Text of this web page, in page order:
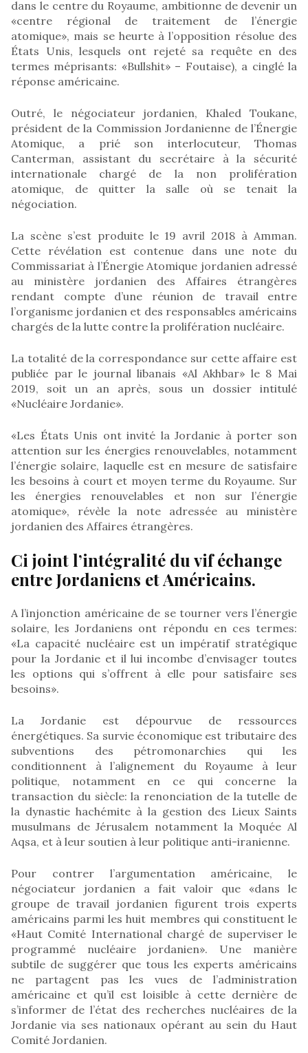
dans le centre du Royaume, ambitionne de devenir un
«centre régional de traitement de l’énergie
atomique», mais se heurte à l’opposition résolue des
États Unis, lesquels ont rejeté sa requête en des
termes méprisants: «Bullshit» – Foutaise), a cinglé la
réponse américaine.
Outré, le négociateur jordanien, Khaled Toukane,
président de la Commission Jordanienne de l’Énergie
Atomique, a prié son interlocuteur, Thomas
Canterman, assistant du secrétaire à la sécurité
internationale chargé de la non prolifération
atomique, de quitter la salle où se tenait la
négociation.
La scène s’est produite le 19 avril 2018 à Amman.
Cette révélation est contenue dans une note du
Commissariat à l’Énergie Atomique jordanien adressé
au ministère jordanien des Affaires étrangères
rendant compte d’une réunion de travail entre
l’organisme jordanien et des responsables américains
chargés de la lutte contre la prolifération nucléaire.
La totalité de la correspondance sur cette affaire est
publiée par le journal libanais «Al Akhbar» le 8 Mai
2019, soit un an après, sous un dossier intitulé
«Nucléaire Jordanie».
«Les États Unis ont invité la Jordanie à porter son
attention sur les énergies renouvelables, notamment
l’énergie solaire, laquelle est en mesure de satisfaire
les besoins à court et moyen terme du Royaume. Sur
les énergies renouvelables et non sur l’énergie
atomique», révèle la note adressée au ministère
jordanien des Affaires étrangères.
Ci joint l’intégralité du vif échange
entre Jordaniens et Américains.
A l’injonction américaine de se tourner vers l’énergie
solaire, les Jordaniens ont répondu en ces termes:
«La capacité nucléaire est un impératif stratégique
pour la Jordanie et il lui incombe d’envisager toutes
les options qui s’offrent à elle pour satisfaire ses
besoins».
La Jordanie est dépourvue de ressources
énergétiques. Sa survie économique est tributaire des
subventions des pétromonarchies qui les
conditionnent à l’alignement du Royaume à leur
politique, notamment en ce qui concerne la
transaction du siècle: la renonciation de la tutelle de
la dynastie hachémite à la gestion des Lieux Saints
musulmans de Jérusalem notamment la Moquée Al
Aqsa, et à leur soutien à leur politique anti-iranienne.
Pour contrer l’argumentation américaine, le
négociateur jordanien a fait valoir que «dans le
groupe de travail jordanien figurent trois experts
américains parmi les huit membres qui constituent le
«Haut Comité International chargé de superviser le
programmé nucléaire jordanien». Une manière
subtile de suggérer que tous les experts américains
ne partagent pas les vues de l’administration
américaine et qu’il est loisible à cette dernière de
s’informer de l’état des recherches nucléaires de la
Jordanie via ses nationaux opérant au sein du Haut
Comité Jordanien.